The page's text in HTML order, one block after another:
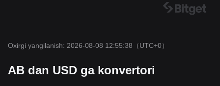
Oxirgi yangilanish: 2026-08-08 12:55:38 （UTC+0）
AB dan USD ga konvertori